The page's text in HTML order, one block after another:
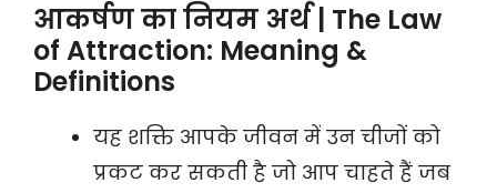
आकर्षण का नियम अर्थ | The Law
of Attraction: Meaning &
Definitions
यह शक्ति आपके जीवन में उन चीजों को
प्रकट कर सकती है जो आप चाहते हैं जब